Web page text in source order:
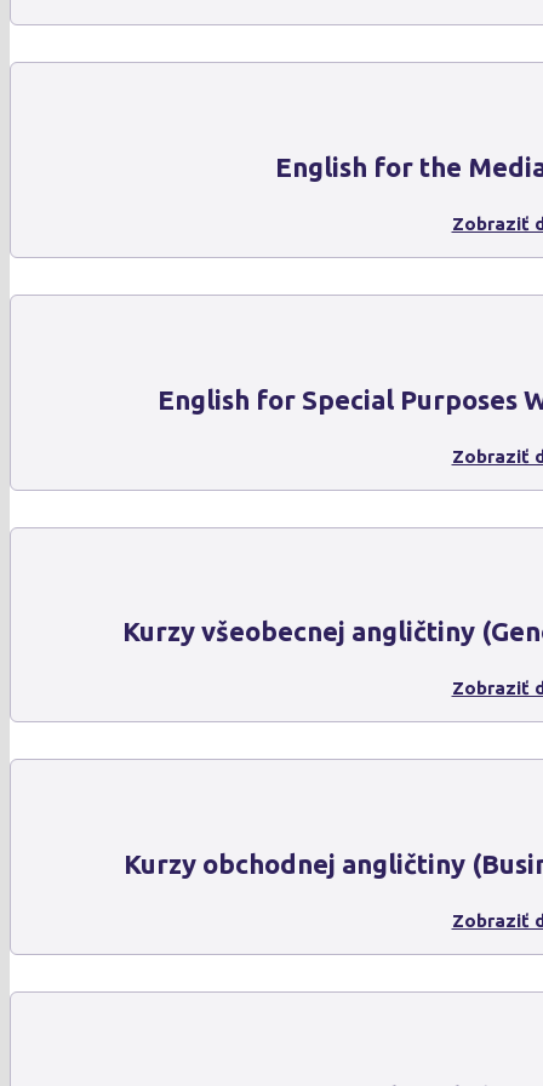
English for the
Zobraziť
English for Special Purposes
Zobraziť
Kurzy všeobecnej angličtiny
Zobraziť
Kurzy obchodnej angličtiny
Zobraziť